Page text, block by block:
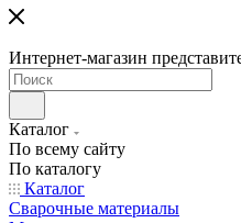
Интернет-магазин
Каталог
По всему сайту
По каталогу
Каталог
Сварочные материалы